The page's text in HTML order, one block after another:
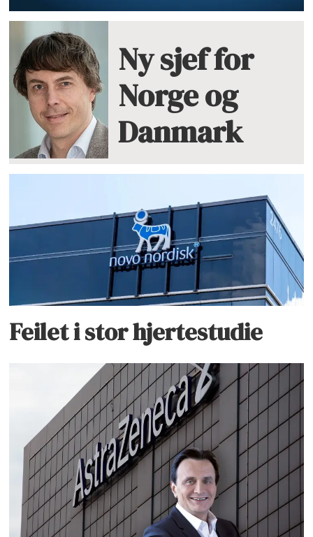
Ny sjef for
Norge og
Danmark
Feilet i stor hjertestudie